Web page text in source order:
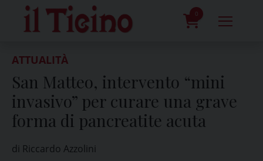
content
0
ATTUALITÀ
San Matteo, intervento “mini
invasivo” per curare una grave
forma di pancreatite acuta
di Riccardo Azzolini